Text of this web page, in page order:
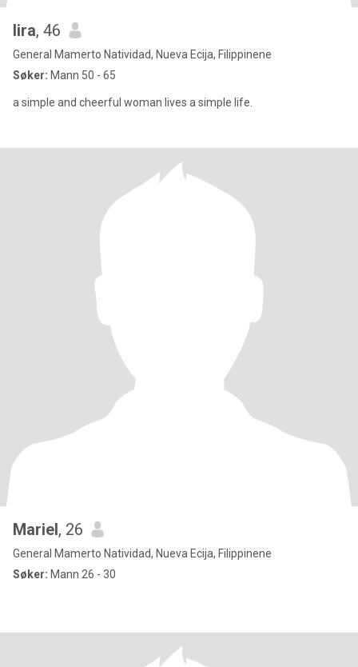
lira, 46
General Mamerto Natividad, Nueva Ecija, Filippinene
Søker: Mann 50 - 65
a simple and cheerful woman lives a simple life.
Mariel, 26
General Mamerto Natividad, Nueva Ecija, Filippinene
Søker: Mann 26 - 30